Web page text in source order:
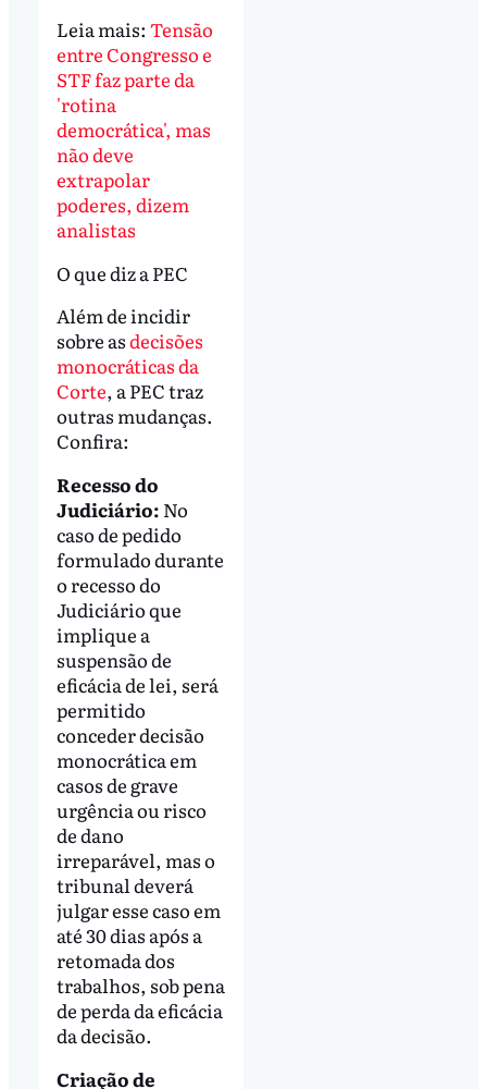
Leia mais: Tensão
entre Congresso e
STF faz parte da
'rotina
democrática', mas
não deve
extrapolar
poderes, dizem
analistas
O que diz a PEC
Além de incidir
sobre asdecisões
monocráticas da
Corte, a PEC traz
outras mudanças.
Confira:
Recesso do
Judiciário: No
caso de pedido
formulado durante
o recesso do
Judiciário que
implique a
suspensão de
eficácia de lei, será
permitido
conceder decisão
monocrática em
casos de grave
urgência ou risco
de dano
irreparável, mas o
tribunal deverá
julgar esse caso em
até 30 dias após a
retomada dos
trabalhos, sob pena
de perda da eficácia
da decisão.
Criação de